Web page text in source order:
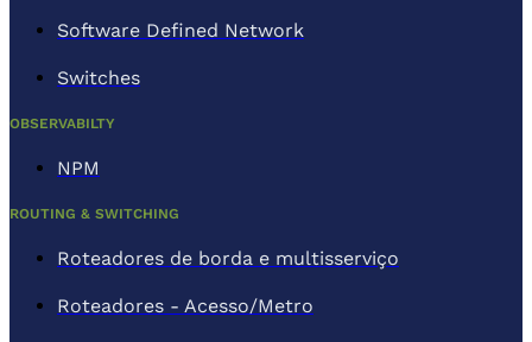
Software Defined Network
Switches
OBSERVABILTY
NPM
ROUTING & SWITCHING
Roteadores de borda e multisserviço
Roteadores - Acesso/Metro